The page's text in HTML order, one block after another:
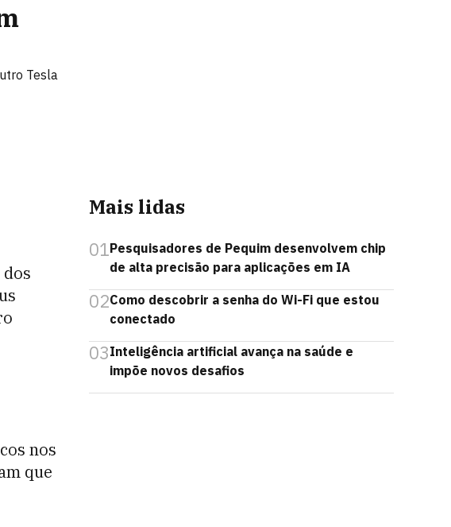
Tesla
nos
que
Mais lidas
01Pesquisadores de Pequim desenvolvem chip
de alta precisão para aplicações em IA
02Como descobrir a senha do Wi-Fi que estou
conectado
03Inteligência artificial avança na saúde e
impõe novos desafios